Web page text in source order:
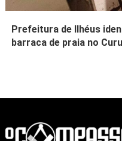
Prefeitura de Ilhéus
barraca de praia no